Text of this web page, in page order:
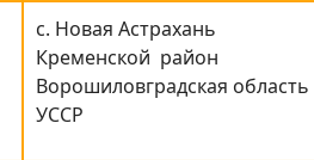
с. Новая Астрахань
Кременской район
Ворошиловградская область
УССР